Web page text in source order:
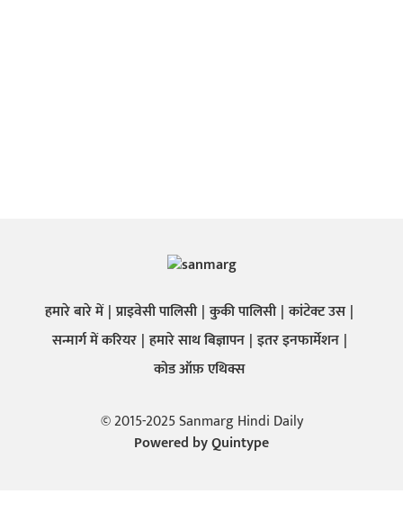
हमारे बारे में प्राइवेसी पालिसी कुकी पालिसी कांटेक्ट उस
सन्मार्ग में करियर हमारे साथ बिज्ञापन इतर इनफार्मेशन
कोड ऑफ़ एथिक्स
© 2015-2025 Sanmarg Hindi Daily
Powered byQuintype